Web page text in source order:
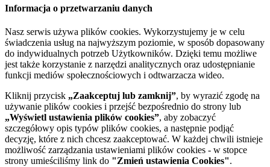
Informacja o przetwarzaniu danych
Nasz serwis używa plików cookies. Wykorzystujemy je w celu
świadczenia usług na najwyższym poziomie, w sposób dopasowany
do indywidualnych potrzeb Użytkowników. Dzięki temu możliwe
jest także korzystanie z narzędzi analitycznych oraz udostępnianie
funkcji mediów społecznościowych i odtwarzacza wideo.
Kliknij przycisk „Zaakceptuj lub zamknij”, by wyrazić zgodę na
używanie plików cookies i przejść bezpośrednio do strony lub
„Wyświetl ustawienia plików cookies”, aby zobaczyć
szczegółowy opis typów plików cookies, a następnie podjąć
decyzję, które z nich chcesz zaakceptować. W każdej chwili istnieje
możliwość zarządzania ustawieniami plików cookies - w stopce
strony umieściliśmy link do "Zmień ustawienia Cookies".